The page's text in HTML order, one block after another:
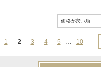
1 2 3 4 5 … 10